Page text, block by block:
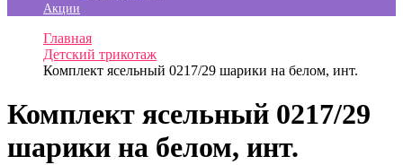
Акции
Главная
Детский трикотаж
Комплект ясельный 0217/29 шарики на белом, инт.
Комплект ясельный 0217/29
шарики на белом, инт.